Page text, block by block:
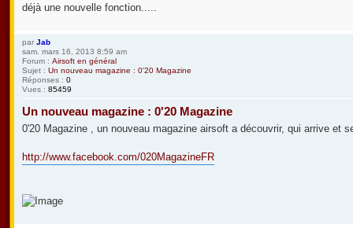
déjà une nouvelle fonction.....
par Jab
sam. mars 16, 2013 8:59 am
Forum : Airsoft en général
Sujet : Un nouveau magazine : 0'20 Magazine
Réponses : 0
Vues : 85459
Un nouveau magazine : 0'20 Magazine
0'20 Magazine , un nouveau magazine airsoft a découvrir, qui arrive et
http://www.facebook.com/020MagazineFR